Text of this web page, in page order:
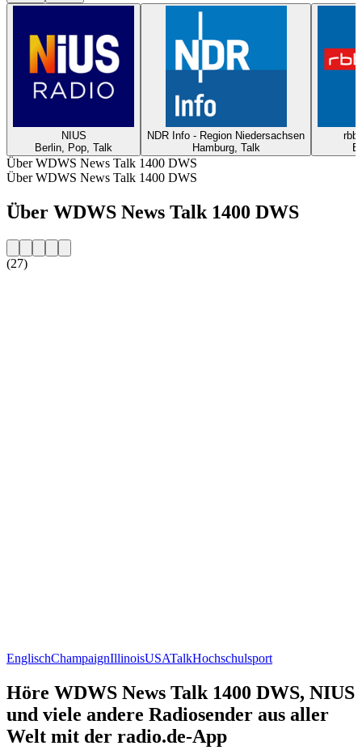
NIUS
Berlin, Pop, Talk
NDR Info - Region Niedersachsen
Hamburg, Talk
Über WDWS News Talk 1400 DWS
Über WDWS News Talk 1400 DWS
Über WDWS News Talk 1400 DWS
(27)
EnglischChampaignIllinoisUSATalkHochschulsport
Höre WDWS News Talk 1400 DWS, NIUS
und viele andere Radiosender aus aller
Welt mit der radio.de-App